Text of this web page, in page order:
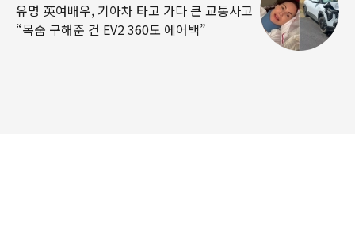
유명 英여배우, 기아차 타고 가다 큰 교통사고
“목숨 구해준 건 EV2 360도 에어백”